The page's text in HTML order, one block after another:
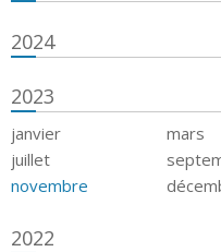
2024
2023
janvier mars
juillet
novembre
2022